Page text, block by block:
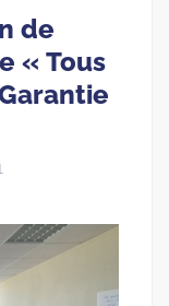
de
« Tous